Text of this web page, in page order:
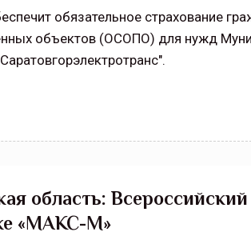
обязательное страхование
объектов (ОСОПО) для нужд
область:
«МАКС-М»